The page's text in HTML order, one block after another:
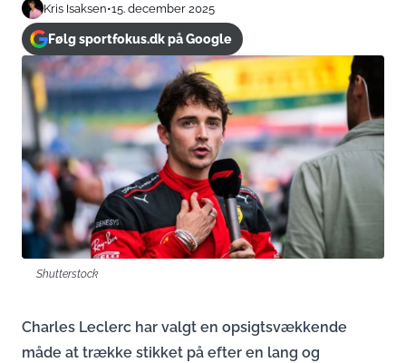
Kris Isaksen•15. december 2025
Følg sportfokus.dk på Google
Shutterstock
Charles Leclerc har valgt en opsigtsvækkende
måde at trække stikket på efter en lang og